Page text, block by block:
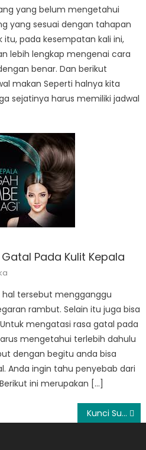
yang belum mengetahui
yang sesuai dengan tahapan
pada kesempatan kali ini,
lebih lengkap mengenai cara
benar. Dan berikut
makan Seperti halnya kita
sejatinya harus memiliki jadwal
Pada Kulit Kepala
hal tersebut mengganggu
rambut. Selain itu juga bisa
mengatasi rasa gatal pada
mengetahui terlebih dahulu
dengan begitu anda bisa
Anda ingin tahu penyebab dari
ini merupakan […]
Kunci Sukses Mesin Pembantu Bisnis Tahu dan Tempe